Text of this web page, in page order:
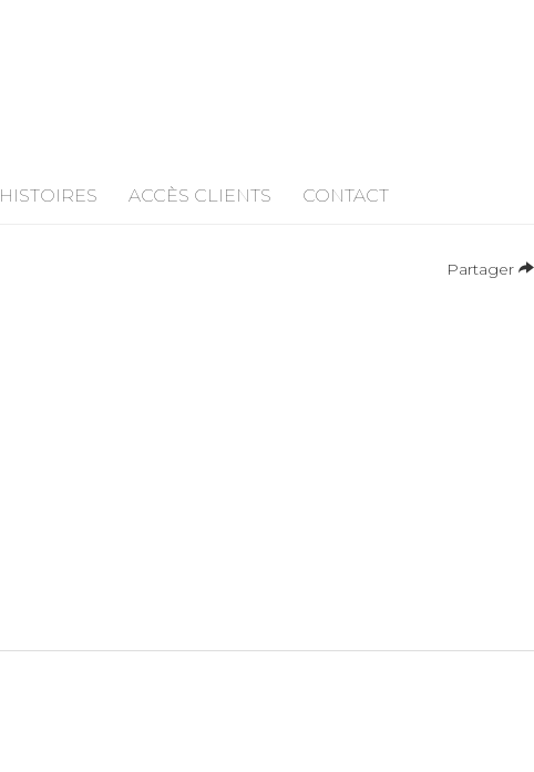
HISTOIRES ACCÈS CLIENTS CONTACT
Partager